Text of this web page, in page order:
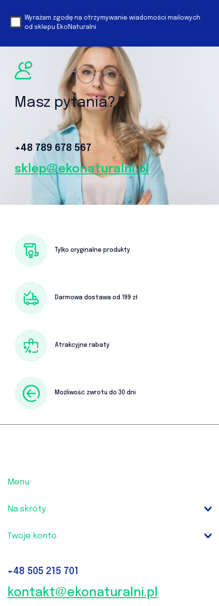
Wyrażam zgodę na otrzymywanie wiadomości mailowych
od sklepu EkoNaturalni
Masz pytania?
+48 789 678 567‬
sklep@ekonaturalni.pl
Tylko oryginalne produkty
Darmowa dostawa od 199 zł
Atrakcyjne rabaty
Możliwość zwrotu do 30 dni
Menu
Na skróty
Twoje konto
+48 505 215 701‬
kontakt@ekonaturalni.pl